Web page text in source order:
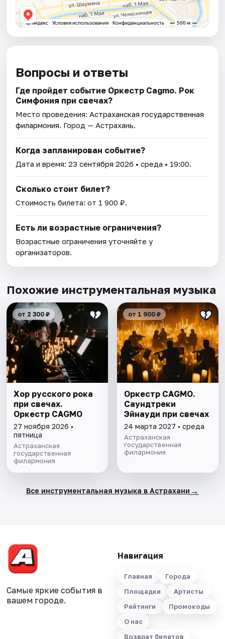
Вопросы и ответы
Где пройдет событие Оркестр Cagmo. Рок
Симфония при свечах?
Место проведения:Астраханская государственная
филармония. Город — Астрахань.
Когда запланирован событие?
Дата и время:23 сентября 2026 • среда • 19:00.
Сколько стоит билет?
Стоимость билета: от 1 900 ₽.
Есть ли возрастные ограничения?
Возрастные ограничения уточняйте у
организаторов.
Похожие инструментальная музыка
от 2 300 ₽
Хор русского рока
при свечах.
Оркестр CAGMO
27 ноября 2026 •
пятница
Астраханская
государственная
филармония
от 1 900 ₽
Оркестр CAGMO.
Саундтреки
Эйнауди при свечах
24 марта 2027 • среда
Астраханская
государственная
филармония
Все инструментальная музыка в Астрахани →
Самые яркие события в
вашем городе.
Навигация
Главная
Города
Площадки
Артисты
Рейтинги
Промокоды
О нас
Возврат билетов